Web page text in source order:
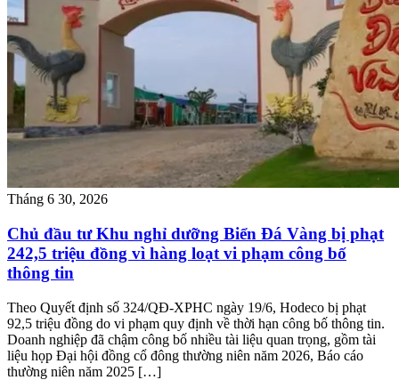
Tháng 6 30, 2026
Chủ đầu tư Khu nghỉ dưỡng Biển Đá Vàng bị phạt
242,5 triệu đồng vì hàng loạt vi phạm công bố
thông tin
Theo Quyết định số 324/QĐ-XPHC ngày 19/6, Hodeco bị phạt
92,5 triệu đồng do vi phạm quy định về thời hạn công bố thông tin.
Doanh nghiệp đã chậm công bố nhiều tài liệu quan trọng, gồm tài
liệu họp Đại hội đồng cổ đông thường niên năm 2026, Báo cáo
thường niên năm 2025 […]